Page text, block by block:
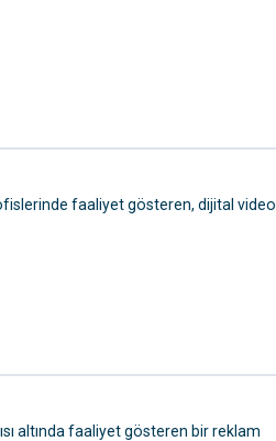
faaliyet gösteren, dijital video
altında faaliyet gösteren bir reklam